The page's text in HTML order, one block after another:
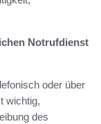
Notrufdienst
oder über
wichtig,
des